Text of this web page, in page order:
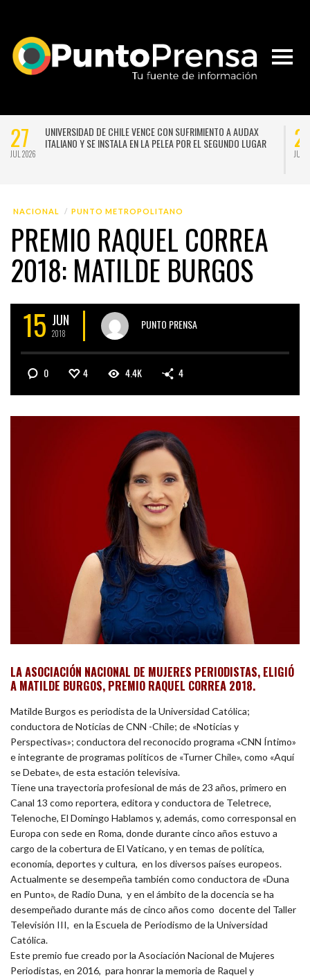
27
JUL 2026
UNIVERSIDAD DE CHILE VENCE CON SUFRIMIENTO A AUDAX
ITALIANO Y SE INSTALA EN LA PELEA POR EL SEGUNDO LUGAR
JUL
NACIONAL PUNTO METROPOLITANO
PREMIO RAQUEL CORREA
2018: MATILDE BURGOS
15 JUN
2018
PUNTO PRENSA
0 4 4.4K 4
LA ASOCIACIÓN NACIONAL DE MUJERES PERIODISTAS, ELIGIÓ
A MATILDE BURGOS, PREMIO RAQUEL CORREA 2018.
Matilde Burgos es periodista de la Universidad Católica;
conductora de Noticias de CNN -Chile; de «Noticias y
Perspectivas»; conductora del reconocido programa «CNN Íntimo»
e integrante de programas políticos de «Turner Chile», como «Aquí
se Debate», de esta estación televisiva.
Tiene una trayectoria profesional de más de 23 años, primero en
Canal 13 como reportera, editora y conductora de Teletrece,
Telenoche, El Domingo Hablamos y, además, como corresponsal en
Europa con sede en Roma, donde durante cinco años estuvo a
cargo de la cobertura de El Vaticano, y en temas de política,
economía, deportes y cultura, en los diversos países europeos.
Actualmente se desempeña también como conductora de «Duna
en Punto», de Radio Duna, y en el ámbito de la docencia se ha
desempeñado durante más de cinco años como docente del Taller
Televisión III, en la Escuela de Periodismo de la Universidad
Católica.
Este premio fue creado por la Asociación Nacional de Mujeres
Periodistas, en 2016, para honrar la memoria de Raquel y